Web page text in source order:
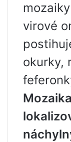
virové
okurky,